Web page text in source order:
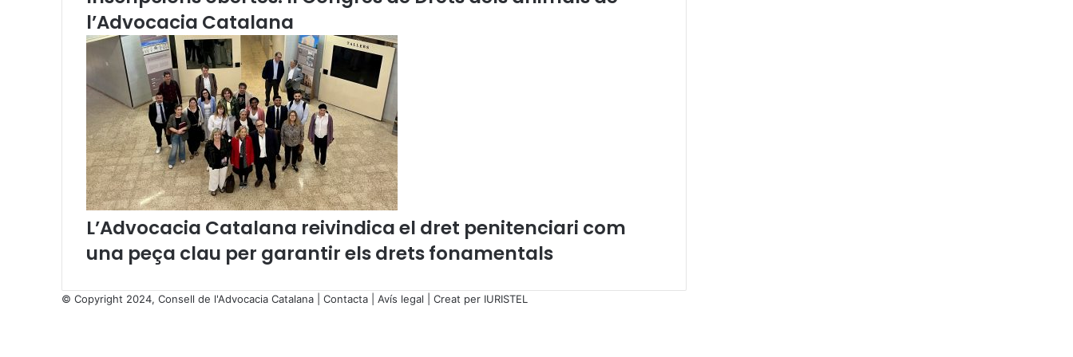
i
n
í
i
c
s
a
l
a
u
t
o
r
p
o
a
r
l
a
p
r
o
e
c
l’Advocacia Catalana
L’Advocacia Catalana reivindica el dret penitenciari com
una peça clau per garantir els drets fonamentals
© Copyright 2024, Consell de l'Advocacia Catalana | Contacta Avís legal | Creat per IURISTEL